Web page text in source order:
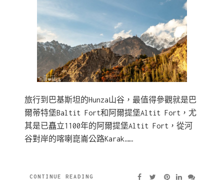
旅行到巴基斯坦的Hunza山谷，最值得參觀就是巴
爾蒂特堡Baltit Fort和阿爾提堡Altit Fort，尤
其是已矗立1100年的阿爾提堡Altit Fort，從河
谷對岸的喀喇崑崙公路Karak……
CONTINUE READING